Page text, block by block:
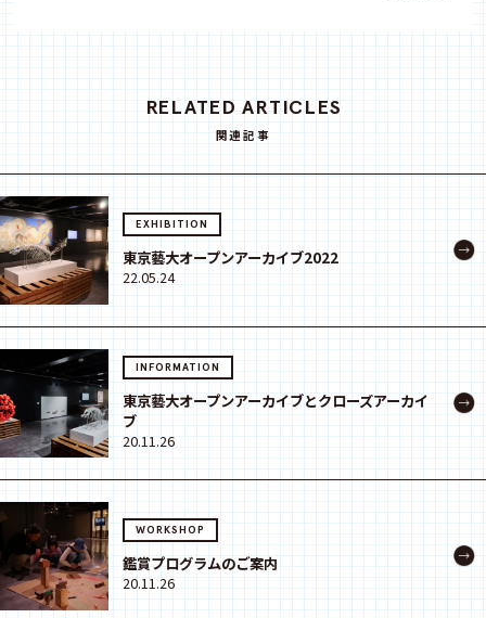
RELATED ARTICLES
関連記事
EXHIBITION
東京藝大オープンアーカイブ2022
22.05.24
INFORMATION
東京藝大オープンアーカイブとクローズアーカイ
ブ
20.11.26
WORKSHOP
鑑賞プログラムのご案内
20.11.26